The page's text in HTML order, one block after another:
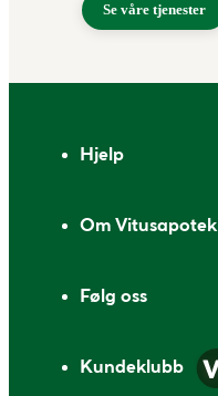
Se våre tjenester
Hjelp
Om Vitusapotek
Følg oss
Kundeklubb